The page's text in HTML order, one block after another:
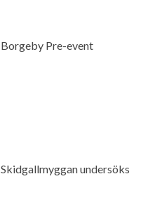
Borgeby Pre-event
Skidgallmyggan undersöks